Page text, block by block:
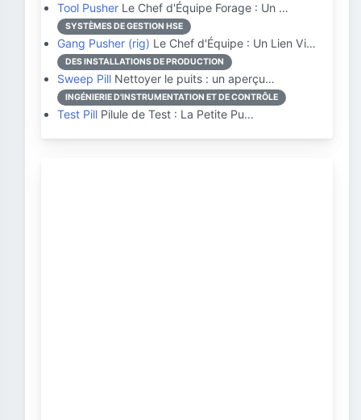
Tool Pusher Le Chef d'Équipe Forage : Un …
SYSTÈMES DE GESTION HSE
Gang Pusher (rig) Le Chef d'Équipe : Un Lien Vi…
DES INSTALLATIONS DE PRODUCTION
Sweep Pill Nettoyer le puits : un aperçu…
INGÉNIERIE D'INSTRUMENTATION ET DE CONTRÔLE
Test Pill Pilule de Test : La Petite Pu…